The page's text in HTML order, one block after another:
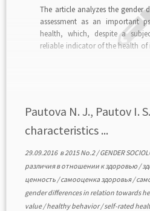
The article analyzes the gender
assessment as an important
health, which, despite a
reliable indicator of the health
Pautova N. J., Pautov I.
characteristics ...
29.09.2016в2015 No.2/GENDER
различия в отношении к здоровью /
ценность /самооценка здоровья/
gender differences in relation towards
value/healthy behavior/self-rated